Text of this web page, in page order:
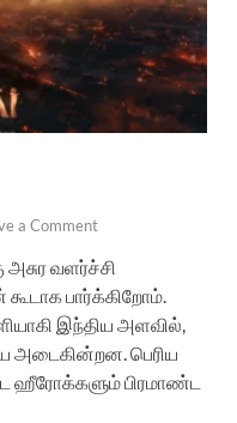
a Comment
அசுர வளர்ச்சி
பார்க்கிறோம்.
இந்திய அளவில்,
அடைகின்றன. பெரிய
ஹீரோக்களும் பிரமாண்ட